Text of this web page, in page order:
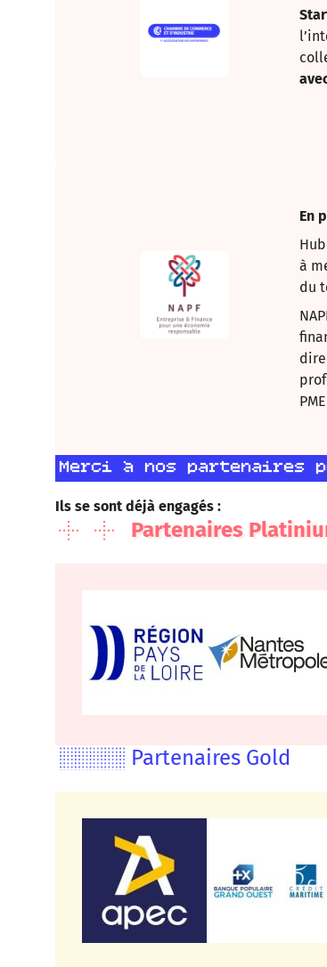
En
à
du
Merci à nos partenaires
Ils se sont déjà engagés :
Partenaires
Partenaires Gold